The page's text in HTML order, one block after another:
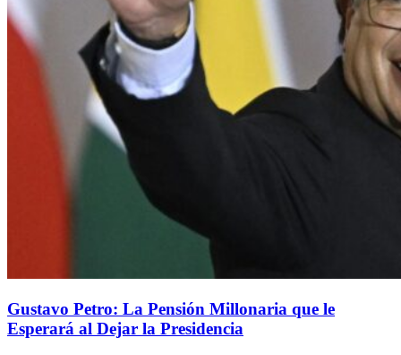
Gustavo Petro: La Pensión Millonaria que le
Esperará al Dejar la Presidencia